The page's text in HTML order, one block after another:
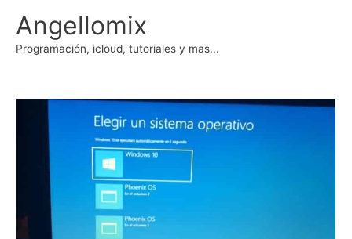
contenido
Angellomix
Programación, icloud, tutoriales y mas...